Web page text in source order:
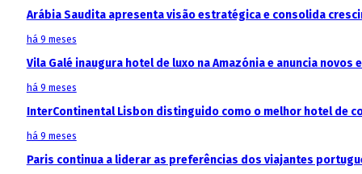
Arábia Saudita apresenta visão estratégica e consolida
há 9 meses
Vila Galé inaugura hotel de luxo na Amazónia e anuncia
há 9 meses
InterContinental Lisbon distinguido como o melhor hotel de
há 9 meses
Paris continua a liderar as preferências dos viajantes